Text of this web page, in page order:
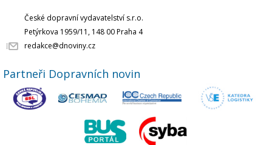
České dopravní vydavatelství s.r.o.
Petýrkova 1959/11, 148 00 Praha 4
redakce@dnoviny.cz
Partneři Dopravních novin